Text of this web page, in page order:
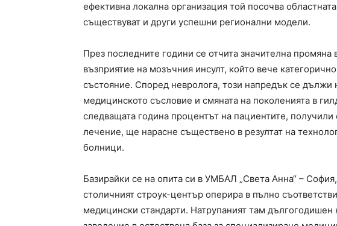
ефективна локална организация той посочва
съществуват и други успешни регионални модели.
През последните години се отчита значителна
възприятие на мозъчния инсулт, който вече
състояние. Според невролога, този напредък се дължи
медицинското съсловие и смяната на поколенията в
следващата година процентът на пациентите,
лечение, ще нарасне съществено в резултат на
болници.
Базирайки се на опита си в УМБАЛ „Света Анна“ –
столичният строук-център оперира в пълно
медицински стандарти. Натрупаният там